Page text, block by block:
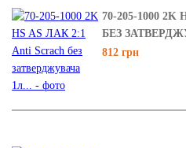
70-205-1000 2K
БЕЗ
812 грн